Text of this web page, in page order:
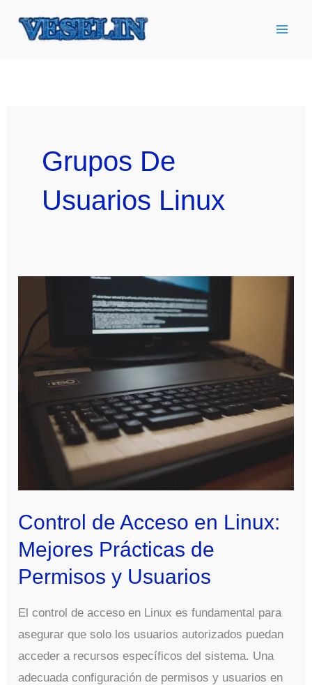
Grupos De
Usuarios Linux
Control de Acceso en Linux:
Mejores Prácticas de
Permisos y Usuarios
El control de acceso en Linux es fundamental para
asegurar que solo los usuarios autorizados puedan
acceder a recursos específicos del sistema. Una
adecuada configuración de permisos y usuarios en